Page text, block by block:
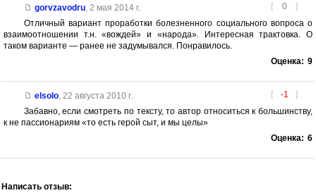
[ 0 ]
gorvzavodru, 2 мая 2014 г.
Отличный вариант проработки болезненного социального вопроса о
взаимоотношении т.н. «вождей» и «народа». Интересная трактовка. О
таком варианте — ранее не задумывался. Понравилось.
Оценка: 9
[ -1 ]
elsolo, 22 августа 2010 г.
Забавно, если смотреть по тексту, то автор относиться к большинству,
к не пассионариям «то есть герой сыт, и мы целы»
Оценка: 6
Написать отзыв: